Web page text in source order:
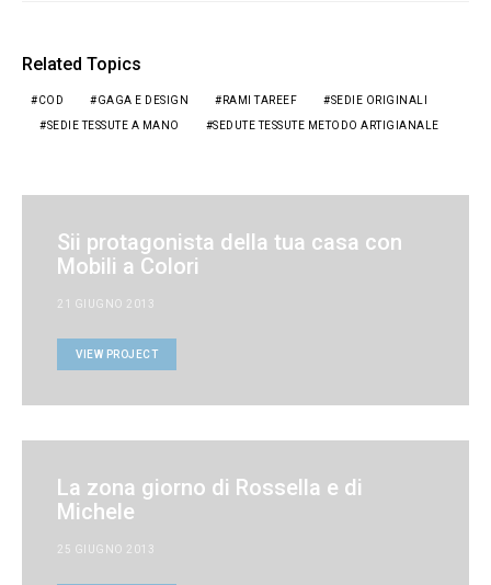
Related Topics
COD GAGA E DESIGN RAMI TAREEF SEDIE ORIGINALI
SEDIE TESSUTE A MANO SEDUTE TESSUTE METODO ARTIGIANALE
Sii protagonista della tua casa con
Mobili a Colori
21 GIUGNO 2013
VIEW PROJECT
La zona giorno di Rossella e di
Michele
25 GIUGNO 2013